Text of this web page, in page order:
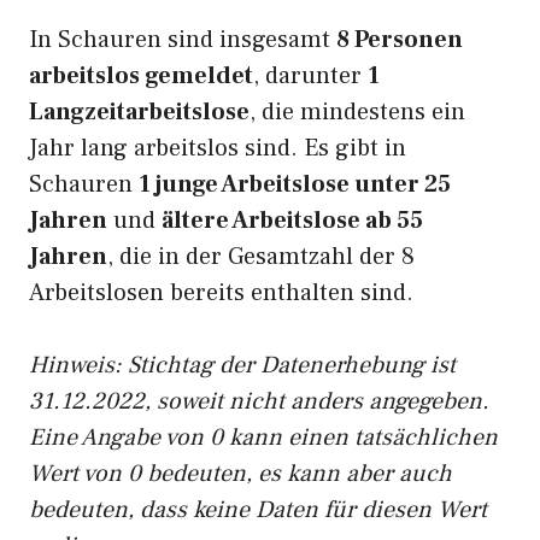
In Schauren sind insgesamt 8 Personen
arbeitslos gemeldet, darunter 1
Langzeitarbeitslose, die mindestens ein
Jahr lang arbeitslos sind. Es gibt in
Schauren 1 junge Arbeitslose unter 25
Jahrenund ältere Arbeitslose ab 55
Jahren, die in der Gesamtzahl der 8
Arbeitslosen bereits enthalten sind.
Hinweis: Stichtag der Datenerhebung ist
31.12.2022, soweit nicht anders angegeben.
Eine Angabe von 0 kann einen tatsächlichen
Wert von 0 bedeuten, es kann aber auch
bedeuten, dass keine Daten für diesen Wert